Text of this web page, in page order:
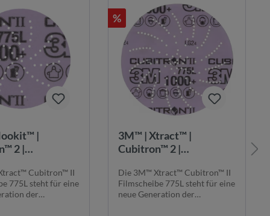
|
2 |
multihole
Cubitron™ II
775L steht für eine
der
%
3M™ | Xtract™ |
Cubitron™ 2 |
mm, 1000+, multihole
Die 3M™ Xtract™ Cubitron™ II
Filmscheibe 775L steht für eine
neue Generation der